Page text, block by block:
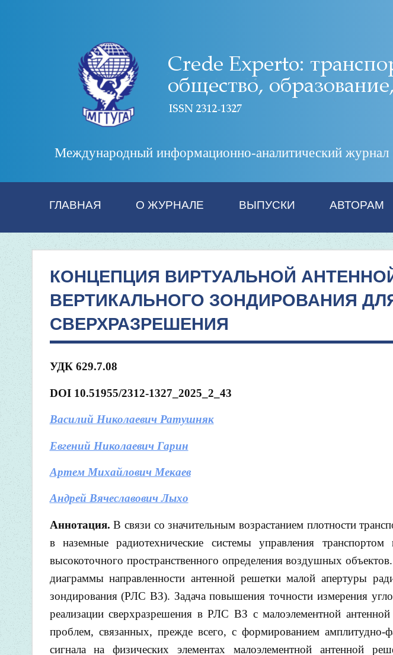
Международный информационно-аналитический журнал
ГЛАВНАЯ О ЖУРНАЛЕ ВЫПУСКИ АВТОРАМ
КОНЦЕПЦИЯ ВИРТУАЛЬНОЙ
ВЕРТИКАЛЬНОГО ЗОНДИРОВАНИЯ
СВЕРХРАЗРЕШЕНИЯ
УДК 629.7.08
DOI 10.51955/2312-1327_2025_2_43
Василий Николаевич Ратушняк
Евгений Николаевич Гарин
Артем Михайлович Мекаев
Андрей Вячеславович Лыхо
Аннотация. В связи со значительным возрастанием плотности
в наземные радиотехнические системы управления транспортом
высокоточного пространственного определения воздушных
диаграммы направленности антенной решетки малой апертуры
зондирования (РЛС ВЗ). Задача повышения точности измерения
реализации сверхразрешения в РЛС ВЗ с малоэлементной
проблем, связанных, прежде всего, с формированием амплитудно-
сигнала на физических элементах малоэлементной антенной